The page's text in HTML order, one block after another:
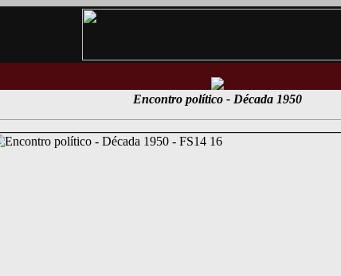
Encontro político - Década 1950